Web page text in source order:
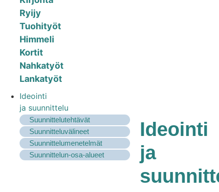
Ryijy
Tuohityöt
Himmeli
Kortit
Nahkatyöt
Lankatyöt
Ideointi
ja suunnittelu
Suunnittelutehtävät
Suunnitteluvälineet
Suunnittelumenetelmät
Suunnittelun-osa-alueet
Ideointi
ja